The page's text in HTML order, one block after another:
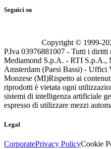
Seguici su
Copyright © 1999-
P.Iva 03976881007 - Tutti i diritti
Mediamond S.p.A. - RTI S.p.A.,
Amsterdam (Paesi Bassi) -
Monzese (MI)Rispetto ai
riprodotti è vietata ogni
sistemi di intelligenza artificiale
espresso di utilizzare mezzi
Legal
CorporatePrivacy PolicyCookie